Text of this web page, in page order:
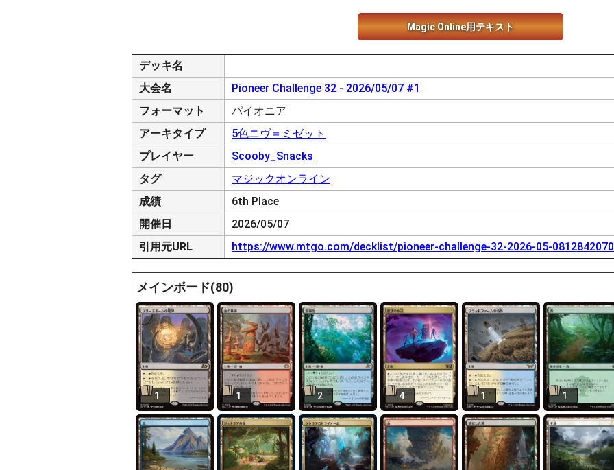
Magic Online用テキスト
デッキ名
大会名
Pioneer Challenge 32 - 2026/05/07 #1
フォーマット
パイオニア
アーキタイプ
5色ニヴ＝ミゼット
プレイヤー
Scooby_Snacks
タグ
マジックオンライン
成績
6th Place
開催日
2026/05/07
引用元URL
https://www.mtgo.com/decklist/pioneer-challenge-32-2026-05-0812842070
メインボード(80)
1 1 2 4 1 1